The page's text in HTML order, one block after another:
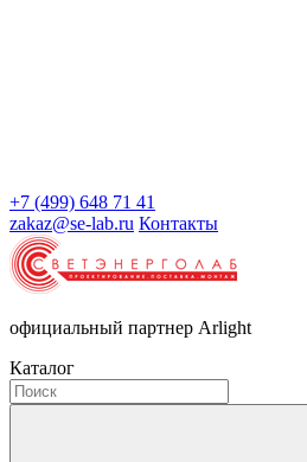
+7 (499) 648 71 41
zakaz@se-lab.ru Контакты
официальный партнер Arlight
Каталог